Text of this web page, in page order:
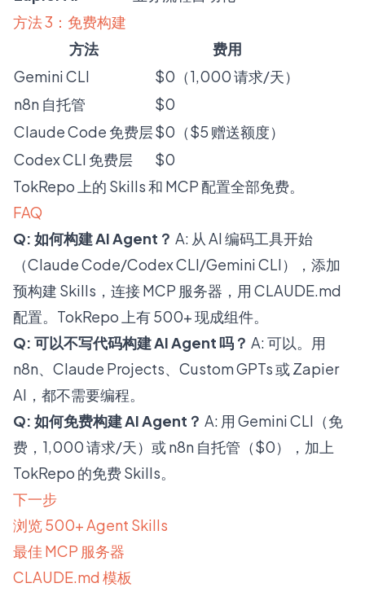
方法 3：免费构建
方法
费用
Gemini CLI
$0（1,000 请求/天）
n8n 自托管
$0
Claude Code 免费层$0（$5 赠送额度）
Codex CLI 免费层
$0
TokRepo 上的 Skills 和 MCP 配置全部免费。
FAQ
Q: 如何构建 AI Agent？ A: 从 AI 编码工具开始
（Claude Code/Codex CLI/Gemini CLI），添加
预构建 Skills，连接 MCP 服务器，用 CLAUDE.md
配置。TokRepo 上有 500+ 现成组件。
Q: 可以不写代码构建 AI Agent 吗？ A: 可以。用
n8n、Claude Projects、Custom GPTs 或 Zapier
AI，都不需要编程。
Q: 如何免费构建 AI Agent？ A: 用 Gemini CLI（免
费，1,000 请求/天）或 n8n 自托管（$0），加上
TokRepo 的免费 Skills。
下一步
浏览 500+ Agent Skills
最佳 MCP 服务器
CLAUDE.md 模板